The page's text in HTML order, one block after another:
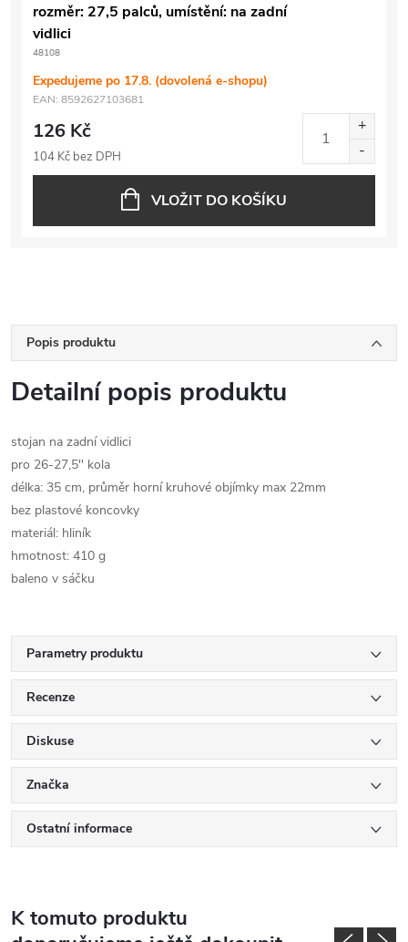
rozměr: 27,5 palců, umístění: na zadní
vidlici
48108
Expedujeme po 17.8. (dovolená e-shopu)
EAN: 8592627103681
126 Kč
104 Kč bez DPH
VLOŽIT DO KOŠÍKU
Popis produktu
Detailní popis produktu
stojan na zadní vidlici
pro 26-27,5'' kola
délka: 35 cm, průměr horní kruhové objímky max 22mm
bez plastové koncovky
materiál: hliník
hmotnost: 410 g
baleno v sáčku
Parametry produktu
Recenze
Diskuse
Značka
Ostatní informace
K tomuto produktu